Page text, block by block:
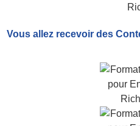
Vous allez recevoir des